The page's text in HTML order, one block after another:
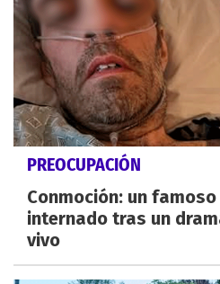
PREOCUPACIÓN
Conmoción: un
internado tras un
vivo